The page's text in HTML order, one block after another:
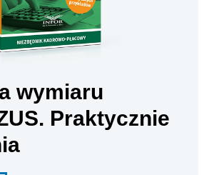
wymiaru
Praktycznie